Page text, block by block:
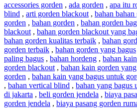
accessories gorden , ada gorden , apa itu
blind , arti gorden blackout , bahan bahan
gorden , bahan gorden , bahan gorden
blackout , bahan gorden blackout yang
bahan gorden kualitas terbaik , bahan
gorden terbaik , bahan gorden yang bagus
paling bagus , bahan hordeng , bahan
gorden blackout , bahan kain gorden
gorden , bahan kain yang bagus untuk
, bahan vertical blind , bahan yang bagus
di jakarta , beli gorden jendela , biaya
gorden jendela , biaya pasang gorden